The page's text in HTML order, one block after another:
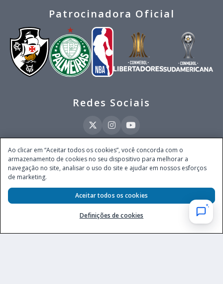
Patrocinadora Oficial
Redes Sociais
Este site é operado pela Ventmear Brasil LTDA (CNPJ 52.868.380/0001-84), com
endereço na Avenida Brigadeiro Faria Lima, nº 4.055, 3º andar, Itaim Bibi, no
Município de São Paulo, Estado de São Paulo, CEP 04538-133, Brasil - empresa
Secretaria de Prêmios e Apostas do Ministério da Fazenda, conforme Portaria nº
247, de 07.02.2025, publicada no DOU em 11.2.2025.
Ao clicar em “Aceitar todos os cookies”, você concorda com o
armazenamento de cookies no seu dispositivo para melhorar a
navegação no site, analisar o uso do site e ajudar em nossos esforços
de marketing.
Definições de cookies
Aceitar todos os cookies